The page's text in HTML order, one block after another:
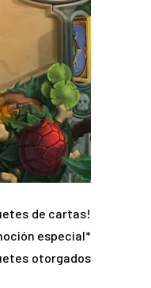
de cartas!
especial*
otorgados